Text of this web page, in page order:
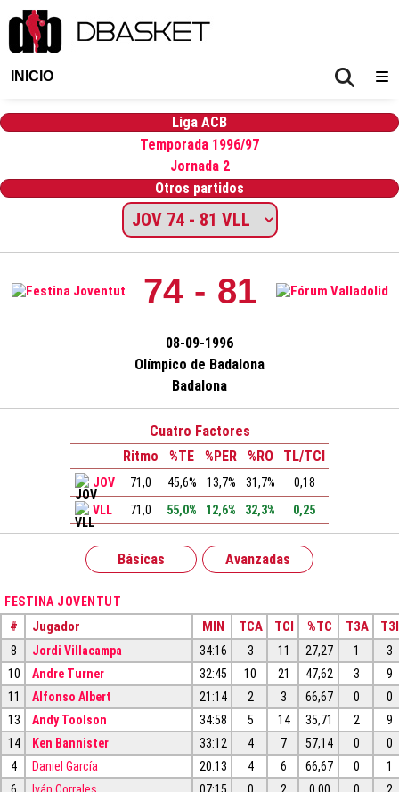
INICIO
Liga ACB
Temporada 1996/97
Jornada 2
Otros partidos
74 - 81
08-09-1996
Olímpico de Badalona
Badalona
Cuatro Factores
Ritmo
%TE %PER %RO TL/TCI
JOV 71,0 45,6% 13,7% 31,7%
0,18
VLL
71,0 55,0% 12,6% 32,3% 0,25
Básicas Avanzadas
FESTINA JOVENTUT
# Jugador MIN TCA TCI %TC T3A T3I
8 Jordi Villacampa 34:16 3 11 27,27 1
3
10
Andre Turner 32:45 10 21 47,62 3
9
11
Alfonso Albert 21:14 2 3 66,67 0
0
13
Andy Toolson 34:58 5 14 35,71 2
9
14
Ken Bannister 33:12 4 7 57,14 0
0
4
Daniel García 20:13 4 6 66,67 0
1
6
Iván Corrales 07:15 0 2 0,00 0
2